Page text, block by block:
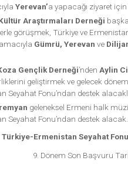
Yerevan’a yapacağı ziyaret
Araştırmaları Derneği
görüşmek, Türkiye ve
Gümrü, Yerevan ve
Gençlik Derneği’nden Aylin
geliştirmek ve gelecek
Seyahat Fonu’ndan destek
geleneksel Ermeni halk
Seyahat Fonu’ndan destek alacak.
Türkiye-Ermenistan Seyahat
9. Dönem Son Başvuru